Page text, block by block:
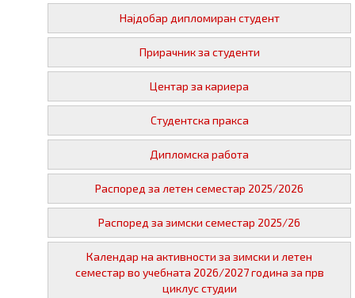
Најдобар дипломиран студент
Прирачник за студенти
Центар за кариера
Студентска пракса
Дипломска работа
Распоред за летен семестар 2025/2026
Распоред за зимски семестар 2025/26
Календар на активности за зимски и летен
семестар во учебната 2026/2027 година за прв
циклус студии